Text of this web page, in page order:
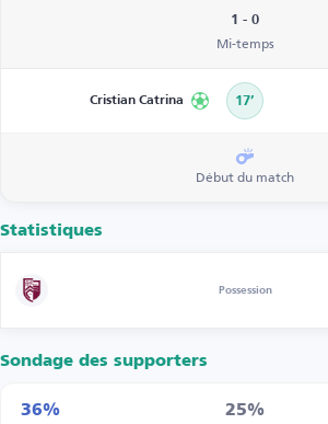
1 - 0
Mi-temps
Cristian Catrina 17’
Début du match
Statistiques
Possession
Sondage des supporters
36% 25%